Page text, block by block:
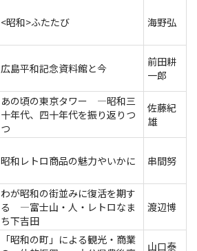
<昭和>ふたたび 海野弘
広島平和記念資料館と今
前田耕
一郎
あの頃の東京タワー ―昭和三
十年代、四十年代を振り返りつ
つ
佐藤紀
雄
昭和レトロ商品の魅力やいかに 串間努
わが昭和の街並みに復活を期す
る ―富士山・人・レトロなま
ち下吉田
渡辺博
「昭和の町」による観光・商業
山口泰